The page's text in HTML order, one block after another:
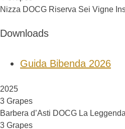
Nizza DOCG Riserva Sei Vigne
Downloads
Guida Bibenda 2026
2025
3 Grapes
Barbera d’Asti DOCG La
3 Grapes